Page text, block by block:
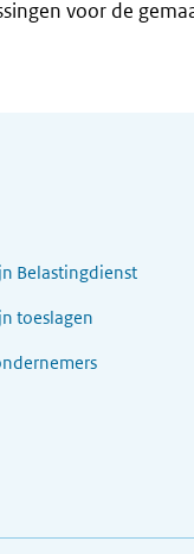
voor de
Belastingdienst
toeslagen